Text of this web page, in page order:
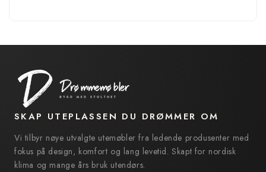
SKAP UTEPLASSEN DU DRØMMER OM
Vi tilbyr nøye utvalgte utemøbler fra ledende produsenter med
fokus på design, komfort og lang levetid. Skapt for nordisk
klima og mange års bruk utendørs.